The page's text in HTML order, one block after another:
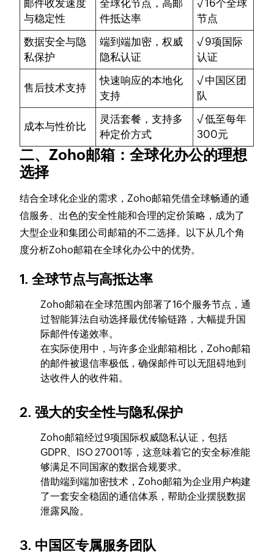
邮件收发速度
与稳定性
全球化节点，高邮
件抵达率
√ 16个全球
节点
数据安全与隐
私保护
端到端加密，权威
隐私认证
√ 9项国际
认证
售后技术支持
快速响应的本地化
支持
√ 中国区团
队
成本与性价比
灵活套餐，支持多
种定价方式
√ 低至每年
300元
二、Zoho邮箱：全球化办公的理想
选择
结合全球化企业的需求，Zoho邮箱凭借全球畅通的通
信服务、出色的安全性能和合理的定价策略，成为了
大型企业和集团公司邮箱的不二选择。以下从几个角
度分析Zoho邮箱在全球化办公中的优势。
1. 全球节点与高抵达率
Zoho邮箱在全球范围内部署了16个服务节点，通
过智能算法自动选择最优传输链路，大幅提升国
际邮件传递效率。
在实际使用中，与许多企业邮箱相比，Zoho邮箱
的邮件被退信率极低，确保邮件可以无阻碍地到
达收件人的收件箱。
2. 强大的安全性与隐私保护
Zoho邮箱经过9项国际权威隐私认证，包括
GDPR、ISO 27001等，这意味着它的安全标准能
够满足不同国家的数据合规要求。
借助端到端加密技术，Zoho邮箱为企业用户构建
了一套安全稳固的通信体系，帮助企业摆脱数据
泄露风险。
3. 中国区专属服务团队